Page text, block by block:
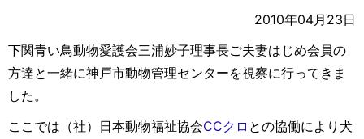
2010年04月23日
下関青い鳥動物愛護会三浦妙子理事長ご夫妻はじめ会員の
方達と一緒に神戸市動物管理センターを視察に行ってきま
した。
ここでは（社）日本動物福祉協会CCクロ との協働により犬